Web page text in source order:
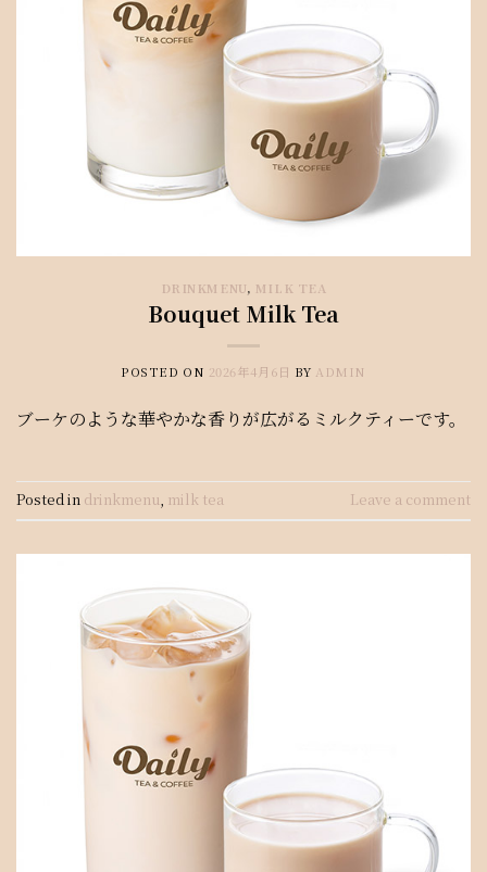
DRINKMENU, MILK TEA
Bouquet Milk Tea
POSTED ON 2026年4月6日 BY ADMIN
ブーケのような華やかな香りが広がるミルクティーです。
Posted in drinkmenu, milk tea Leave a comment